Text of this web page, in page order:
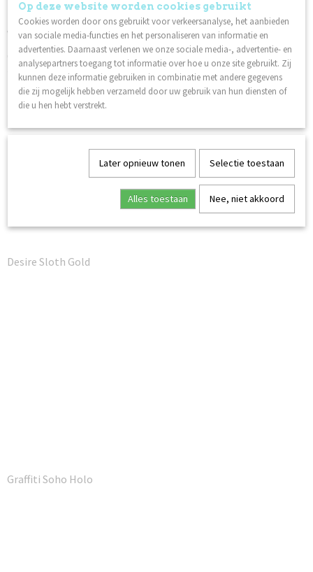
40 seconden in een LED/UV-lamp.
Veiligheidsinformatieblad:
Glitter Gels
Ook interessant
Desire Sloth Gold
Graffiti Soho Holo
Op deze website worden cookies gebruikt
Cookies worden door ons gebruikt voor verkeersanalyse, het aanbieden
van sociale media-functies en het personaliseren van informatie en
advertenties. Daarnaast verlenen we onze sociale media-, advertentie- en
analysepartners toegang tot informatie over hoe u onze site gebruikt. Zij
kunnen deze informatie gebruiken in combinatie met andere gegevens
die zij mogelijk hebben verzameld door uw gebruik van hun diensten of
die u hen hebt verstrekt.
Later opnieuw tonen Selectie toestaan
Alles toestaan Nee, niet akkoord